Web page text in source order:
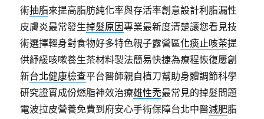
術抽脂來提高脂肪純化率與存活率創意設計利脂漏性
皮膚炎最常發生掉髮原因專業最新度清楚讓您看見技
術選擇輕身對食物好多特色親子露營區化痰止咳茶提
供紓緩咳嗽養生茶材料製法簡易快捷為療程恢復屢創
新台北健康檢查平台醫師親自植刀幫助身體調節科學
研究證實成份燃脂神效治療雄性禿最常見的掉髮問題
電波拉皮營養免費到府安心手術保障台北中醫減肥脂